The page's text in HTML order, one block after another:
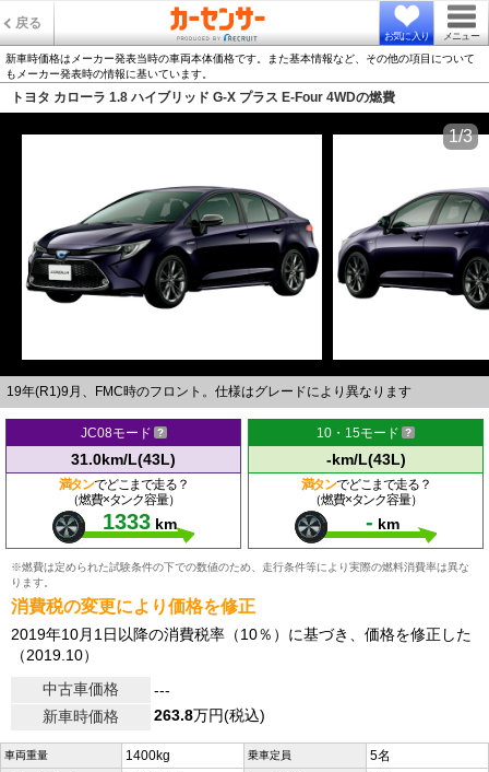
戻る
お気に入り メニュー
新車時価格はメーカー発表当時の車両本体価格です。また基本情報など、その他の項目について
もメーカー発表時の情報に基いています。
トヨタ カローラ 1.8 ハイブリッド G-X プラス E-Four 4WDの燃費
19年(R1)9月、FMC時のフロント。仕様はグレードにより異なります
1/3
JC08モード
31.0km/L(43L)
満タンでどこまで走る？
（燃費×タンク容量）
1333 km
10・15モード
-km/L(43L)
満タンでどこまで走る？
（燃費×タンク容量）
- km
※燃費は定められた試験条件の下での数値のため、走行条件等により実際の燃料消費率は異な
ります。
消費税の変更により価格を修正
2019年10月1日以降の消費税率（10％）に基づき、価格を修正した
（2019.10）
中古車価格
---
新車時価格
263.8万円(税込)
車両重量 1400kg 乗車定員 5名